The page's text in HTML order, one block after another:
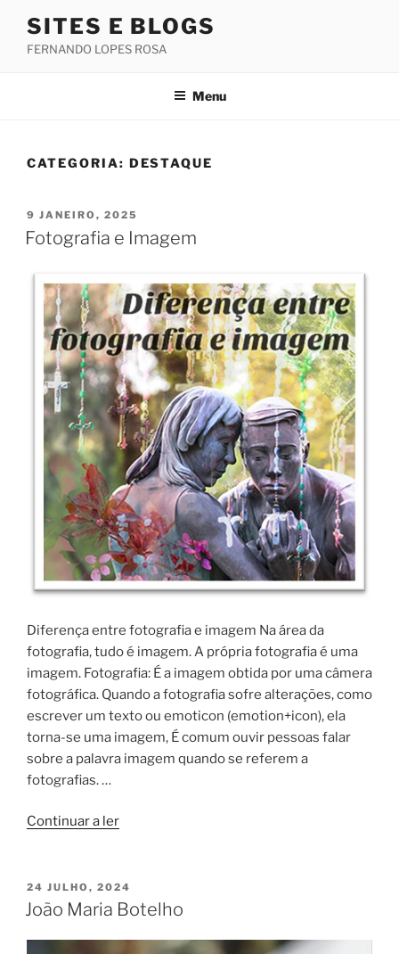
SITES E BLOGS
FERNANDO LOPES ROSA
Menu
CATEGORIA: DESTAQUE
PUBLICADO
EM
9 JANEIRO, 2025
Fotografia e Imagem
Diferença entre fotografia e imagem Na área da
fotografia, tudo é imagem. A própria fotografia é uma
imagem. Fotografia: É a imagem obtida por uma câmera
fotográfica. Quando a fotografia sofre alterações, como
escrever um texto ou emoticon (emotion+icon), ela
torna-se uma imagem, É comum ouvir pessoas falar
sobre a palavra imagem quando se referem a
fotografias. …
Continuar a ler“Fotografia
PUBLICADO
EM
24 JULHO, 2024
João Maria Botelho